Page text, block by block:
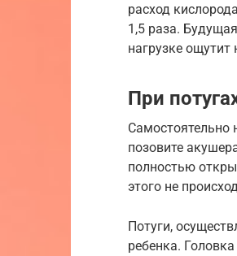
расход
1,5 раза.
нагрузке ощутит
При
Самостоятельно
позовите
полностью
этого не
Потуги,
ребенка.